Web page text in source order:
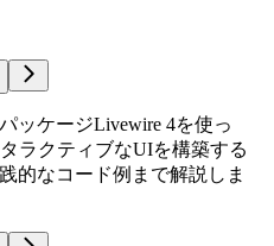
ッケージLivewire 4を使っ
ラクティブなUIを構築する
的なコード例まで解説しま